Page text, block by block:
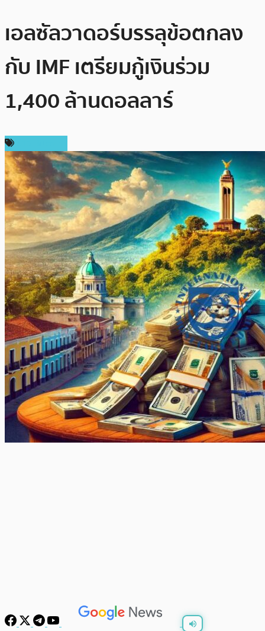
เอลซัลวาดอร์บรรลุข้อตกลง
กับ IMF เตรียมกู้เงินร่วม
1,400 ล้านดอลลาร์